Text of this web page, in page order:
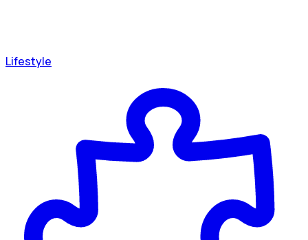
Lifestyle